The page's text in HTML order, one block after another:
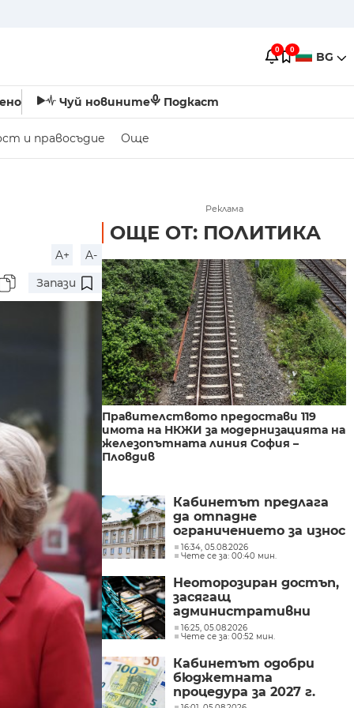
0 0 BG
Чуй новините Подкаст
и правосъдие Още
A+
A-
Запази
Реклама
ОЩЕ ОТ: ПОЛИТИКА
Правителството предостави 119
имота на НКЖИ за модернизацията на
железопътната линия София –
Пловдив
Кабинетът предлага
да отпадне
ограничението за износ
на нефтопродукти за
ЕС
16:34, 05.08.2026
Чете се за: 00:40 мин.
Неоторозиран достъп,
засягащ
административни
мрежи, засякоха от
Министерството на
иновациите
16:25, 05.08.2026
Чете се за: 00:52 мин.
Кабинетът одобри
бюджетната
процедура за 2027 г.